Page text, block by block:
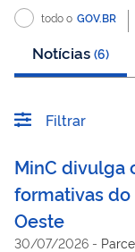
todo o GOV.BR
Notícias (6)
Filtrar
MinC divulga
formativas
Oeste
30/07/2026 -